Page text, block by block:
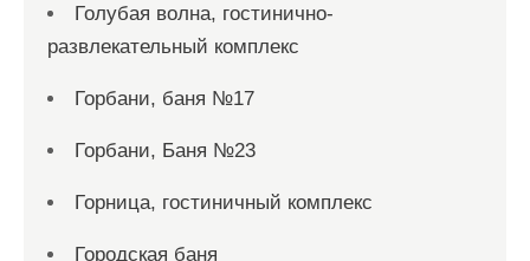
Голубая волна, гостинично-
развлекательный комплекс
Горбани, баня №17
Горбани, Баня №23
Горница, гостиничный комплекс
Городская баня